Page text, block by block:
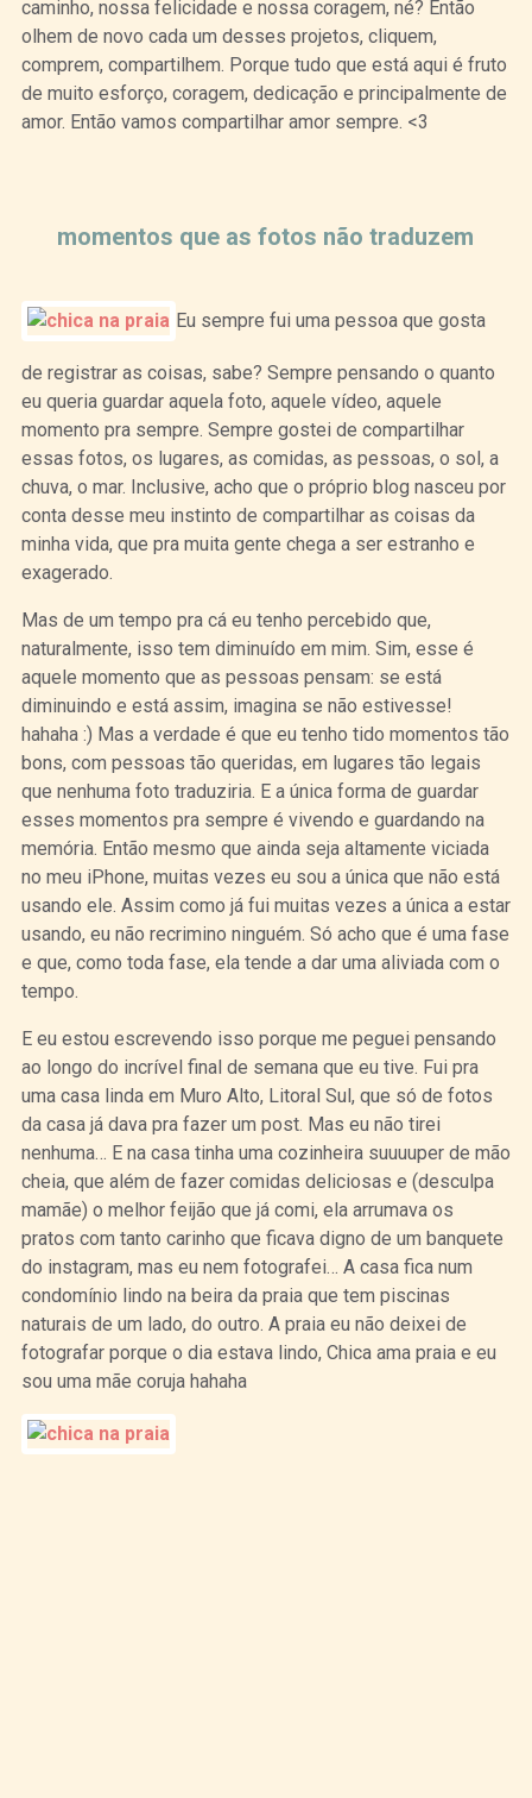
caminho, nossa felicidade e nossa coragem, né? Então
olhem de novo cada um desses projetos, cliquem,
comprem, compartilhem. Porque tudo que está aqui é fruto
de muito esforço, coragem, dedicação e principalmente de
amor. Então vamos compartilhar amor sempre. <3
momentos que as fotos não traduzem
Eu sempre fui uma pessoa que gosta
de registrar as coisas, sabe? Sempre pensando o quanto
eu queria guardar aquela foto, aquele vídeo, aquele
momento pra sempre. Sempre gostei de compartilhar
essas fotos, os lugares, as comidas, as pessoas, o sol, a
chuva, o mar. Inclusive, acho que o próprio blog nasceu por
conta desse meu instinto de compartilhar as coisas da
minha vida, que pra muita gente chega a ser estranho e
exagerado.
Mas de um tempo pra cá eu tenho percebido que,
naturalmente, isso tem diminuído em mim. Sim, esse é
aquele momento que as pessoas pensam: se está
diminuindo e está assim, imagina se não estivesse!
hahaha :) Mas a verdade é que eu tenho tido momentos tão
bons, com pessoas tão queridas, em lugares tão legais
que nenhuma foto traduziria. E a única forma de guardar
esses momentos pra sempre é vivendo e guardando na
memória. Então mesmo que ainda seja altamente viciada
no meu iPhone, muitas vezes eu sou a única que não está
usando ele. Assim como já fui muitas vezes a única a estar
usando, eu não recrimino ninguém. Só acho que é uma fase
e que, como toda fase, ela tende a dar uma aliviada com o
tempo.
E eu estou escrevendo isso porque me peguei pensando
ao longo do incrível final de semana que eu tive. Fui pra
uma casa linda em Muro Alto, Litoral Sul, que só de fotos
da casa já dava pra fazer um post. Mas eu não tirei
nenhuma… E na casa tinha uma cozinheira suuuuper de mão
cheia, que além de fazer comidas deliciosas e (desculpa
mamãe) o melhor feijão que já comi, ela arrumava os
pratos com tanto carinho que ficava digno de um banquete
do instagram, mas eu nem fotografei… A casa fica num
condomínio lindo na beira da praia que tem piscinas
naturais de um lado, do outro. A praia eu não deixei de
fotografar porque o dia estava lindo, Chica ama praia e eu
sou uma mãe coruja hahaha